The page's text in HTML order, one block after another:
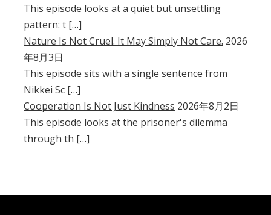
This episode looks at a quiet but unsettling
pattern: t […]
Nature Is Not Cruel. It May Simply Not Care. 2026
年8月3日
This episode sits with a single sentence from
Nikkei Sc […]
Cooperation Is Not Just Kindness 2026年8月2日
This episode looks at the prisoner's dilemma
through th […]